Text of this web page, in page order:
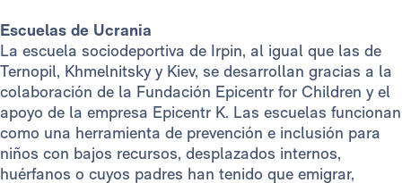
Escuelas de Ucrania
La escuela sociodeportiva de Irpin, al igual que las de
Ternopil, Khmelnitsky y Kiev, se desarrollan gracias a la
colaboración de la Fundación Epicentr for Children y el
apoyo de la empresa Epicentr K. Las escuelas funcionan
como una herramienta de prevención e inclusión para
niños con bajos recursos, desplazados internos,
huérfanos o cuyos padres han tenido que emigrar,